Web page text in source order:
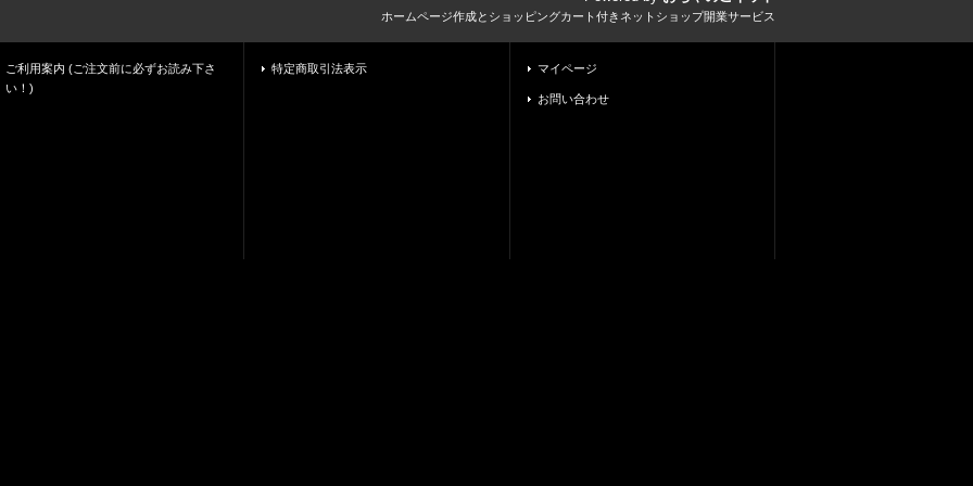
ホームページ作成とショッピングカート付きネットショップ開業サービス
ご利用案内 (ご注文前に必ずお読み下さ
い！)
特定商取引法表示 マイページ
お問い合わせ